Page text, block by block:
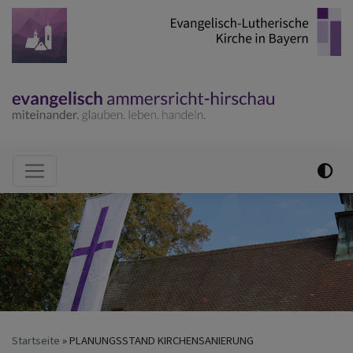
Direkt
zum
Inhalt
Hauptnavigation
Startseite PLANUNGSSTAND KIRCHENSANIERUNG